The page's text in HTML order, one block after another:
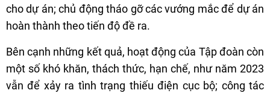
cho dự án; chủ động tháo gỡ các vướng mắc để dự án
hoàn thành theo tiến độ đề ra.
Bên cạnh những kết quả, hoạt động của Tập đoàn còn
một số khó khăn, thách thức, hạn chế, như năm 2023
vẫn để xảy ra tình trạng thiếu điện cục bộ; công tác